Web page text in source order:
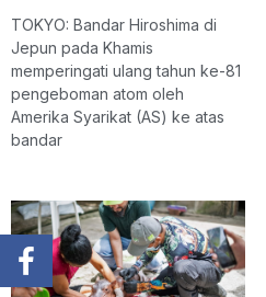
TOKYO: Bandar Hiroshima di
Jepun pada Khamis
memperingati ulang tahun ke-81
pengeboman atom oleh
Amerika Syarikat (AS) ke atas
bandar